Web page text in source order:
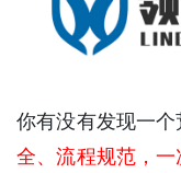
你有没有发现一个
全、流程规范，